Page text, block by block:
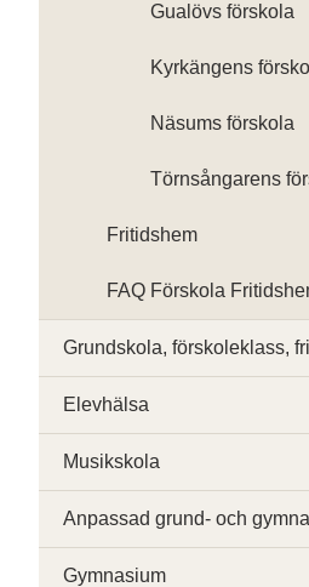
Gualövs förskola
Kyrkängens
Näsums förskola
Törnsångarens
Fritidshem
FAQ Förskola
Grundskola, förskoleklass,
Elevhälsa
Musikskola
Anpassad grund- och
Gymnasium